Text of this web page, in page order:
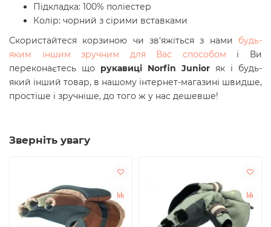
Підкладка: 100% поліестер
Колір: чорний з сірими вставками
Скористайтеся корзиною чи зв'яжіться з нами будь-
яким іншим зручним для Вас способом і Ви
переконаєтесь що рукавиці Norfin Junior як і будь-
який інший товар, в нашому інтернет-магазині швидше,
простіше і зручніше, до того ж у нас дешевше!
Зверніть увагу